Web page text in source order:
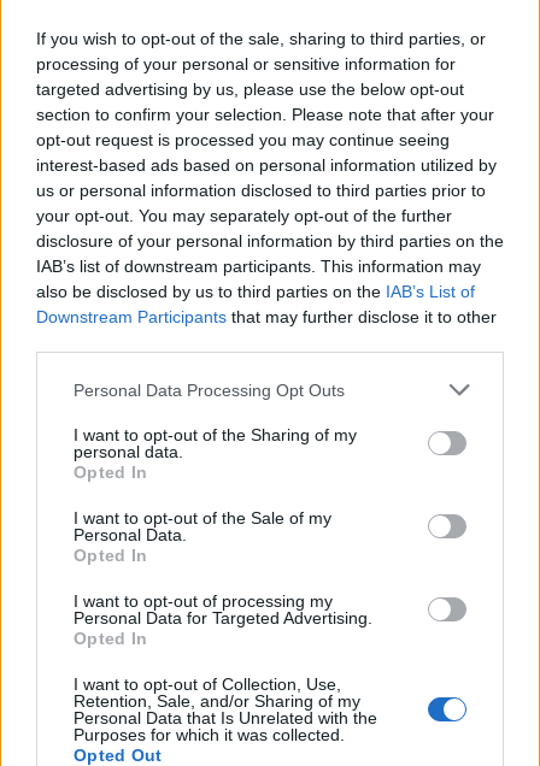
If you wish to opt-out of the sale, sharing to third parties, or
processing of your personal or sensitive information for
targeted advertising by us, please use the below opt-out
section to confirm your selection. Please note that after your
opt-out request is processed you may continue seeing
interest-based ads based on personal information utilized by
us or personal information disclosed to third parties prior to
your opt-out. You may separately opt-out of the further
disclosure of your personal information by third parties on the
IAB’s list of downstream participants. This information may
also be disclosed by us to third parties on the IAB’s List of
Downstream Participants that may further disclose it to other
Please note that this website/app uses one or more Google
not limited to your visit or usage behaviour. You may click to
grant or deny consent to Google and its third-party tags to
use your data for below specified purposes in below Google
consent section.
Personal Data Processing Opt Outs
I want to opt-out of the Sharing of my
personal data.
Opted In
I want to opt-out of the Sale of my
Personal Data.
Opted In
I want to opt-out of processing my
Personal Data for Targeted Advertising.
Opted In
I want to opt-out of Collection, Use,
Retention, Sale, and/or Sharing of my
Personal Data that Is Unrelated with the
Purposes for which it was collected.
Opted Out
«Την περίμενα αυτήν την επιτυχία στο Λονδίνο. Από τις
πρώτες προπονήσεις μου έδειξε ο Στέφανος ότι είναι εκεί.
Είναι μία δύσκολη δοκιμασία στην οποία υποβάλλονται οι
αθλητές και θα πρέπει να είναι προσεκτικοί και ν’
αποφεύγουν τις μεγάλες εντάσεις, γιατί φτάνουν στα
απόλυτα όρια. Επίσης, υπάρχουν και αστάθμητοι
παράγοντες: για παράδειγμα, ο Στέφανος την τρίτη ημέρα
των αγώνων στο Λονδίνο ένιωσε πόνο στο πόδι του και δεν
μπορούσε να το πατήσει. Δεδομένου ότι το πρόβλημα δεν
μπορούσε να λυθεί με φυσικοθεραπευτικό τρόπο,
αναγκάστηκε να κάνει ένεση για να παίξει. Ο ίδιος, μάλιστα,
βλέποντας την κατάσταση στην οποία ήταν το πόδι του, είπε
‘δεν κατεβαίνω στον αγώνα. Τελικά, κατόπιν δικής μας
παρότρυνσης έπαιξε κανονικά στον αγώνα με τον Ζβέρεφ.
Δεν του έδωσα κάποια ιδιαίτερη συμβουλή πριν από τον
προετοιμασίας και ήξερα ότι είναι έτοιμος. Το μόνο που τού
είπα πριν τον τελικό ήταν να μείνει ήρεμος και σταθερός
στην σκέψη του, να εμπιστευτεί τον εαυτό του και δεν θα
έχει κανένα πρόβλημα».
Κατά τη διάρκεια του αγώνα το μόνο που σκεφτόμουν ήταν
παρακολουθούσα τις διάφορες μεταβολές μέσα στο
παιχνίδι. Και αυτό για να είμαι έτοιμος ανά πάσα ώρα και
στιγμή να του πω κάτι. Το βασικότερο ήταν η ηρεμία που
Στέφανο και αυτό έπαιξε πολύ σημαντικό ρόλο στη
συγκέντρωσή του.